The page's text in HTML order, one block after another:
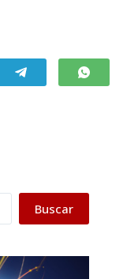
Buscar